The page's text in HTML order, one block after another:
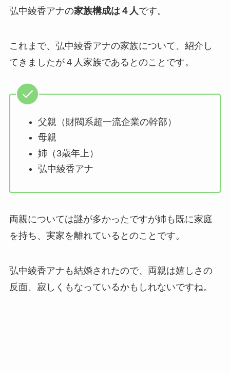
弘中綾香アナの家族構成は４人 です。
これまで、弘中綾香アナの家族について、紹介し
てきましたが４人家族であるとのことです。
父親（財閥系超一流企業の幹部）
母親
姉（3歳年上）
弘中綾香アナ
両親については謎が多かったですが姉も既に家庭
を持ち、実家を離れているとのことです。
弘中綾香アナも結婚されたので、両親は嬉しさの
反面、寂しくもなっているかもしれないですね。